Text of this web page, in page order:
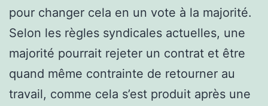
pour changer cela en un vote à la majorité.
Selon les règles syndicales actuelles, une
majorité pourrait rejeter un contrat et être
quand même contrainte de retourner au
travail, comme cela s’est produit après une